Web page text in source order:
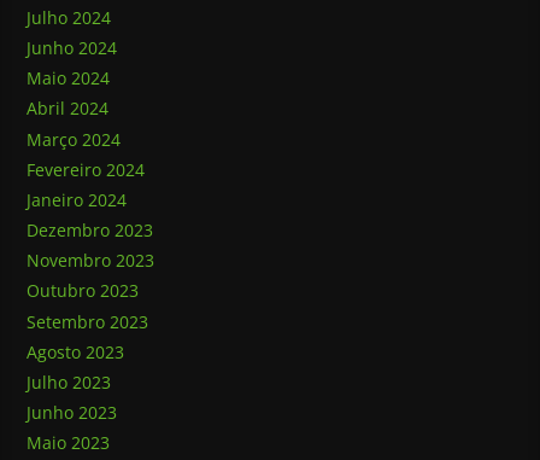
Julho 2024
Junho 2024
Maio 2024
Abril 2024
Março 2024
Fevereiro 2024
Janeiro 2024
Dezembro 2023
Novembro 2023
Outubro 2023
Setembro 2023
Agosto 2023
Julho 2023
Junho 2023
Maio 2023